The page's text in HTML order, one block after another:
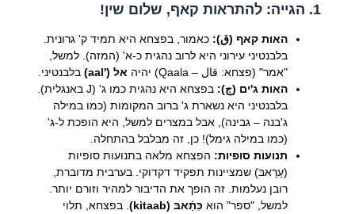
1. הגייה: להתראות קאף, שלום שין!
האות קאף (ق): כאמור, בפצחא היא תמיד ק' גרונית.
בלבנטיני עירוני היא לרוב נהגית כ-א' (המזה). למשל,
"אמר" (פצחא: قال – Qaala) יהיה
אל ('aal)
בלבנטיני.
האות ג'ים (ج):
בפצחא היא נהגית כמו ג' (J באנגלית).
בלבנטיני היא נשארת ג' ברוב המקומות (כמו במילה
ג'בנה – גבינה), אבל במצרים למשל, היא הופכת ל-ג'
(כמו במילה גימל)! כן, זה מבלבל בהתחלה.
תנועות סופיות: הפצחא מלאה בתנועות סופיות
(עַרָאבּ) שמציינות תפקיד דקדוקי. בערבית מדוברת,
רובן נעלמות. זה הופך את הדיבור למהיר וזורם יותר.
למשל, "ספר" הוא כִּתַ֫אבּ (kitaab)
. בפצחא, תלוי